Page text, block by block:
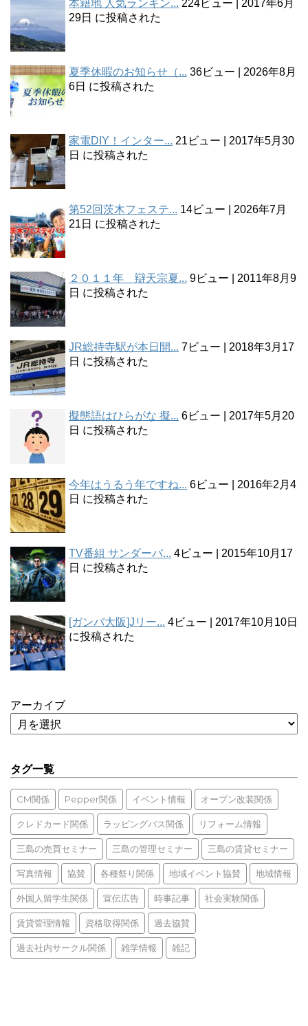
本籍地 人気ランキン... 224ビュー
2017年6月
29日 に投稿された
夏季休暇のお知らせ（... 36ビュー
2026年8月
6日 に投稿された
家電DIY！インター... 21ビュー
2017年5月30
日 に投稿された
第52回茨木フェステ... 14ビュー
2026年7月
21日 に投稿された
２０１１年 辯天宗夏... 9ビュー
2011年8月9
日 に投稿された
JR総持寺駅が本日開... 7ビュー
2018年3月17
日 に投稿された
擬態語はひらがな 擬... 6ビュー
2017年5月20
日 に投稿された
今年はうるう年ですね... 6ビュー
2016年2月4
日 に投稿された
TV番組 サンダーバ... 4ビュー
2015年10月17
日 に投稿された
[ガンバ大阪]Jリー... 4ビュー
2017年10月10日
に投稿された
アーカイブ
タグ一覧
CM関係 Pepper関係 イベント情報 オープン改装関係
クレドカード関係 ラッピングバス関係 リフォーム情報
三島の売買セミナー 三島の管理セミナー 三島の賃貸セミナー
写真情報 協賛 各種祭り関係 地域イベント協賛 地域情報
外国人留学生関係 宣伝広告 時事記事 社会実験関係
賃貸管理情報 資格取得関係 過去協賛
過去社内サークル関係 雑学情報 雑記